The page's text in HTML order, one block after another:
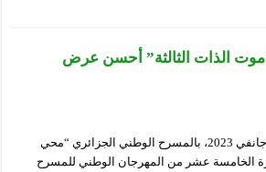
الدورة الـ15: “موت الذات الثالثة” أحسن عرض
أسدل الستار، اليوم الأحد 1 جانفي 2023، بالمسرح الوطني الجزائري “محي
الخامسة عشر من المهرجان الوطني للمسرح